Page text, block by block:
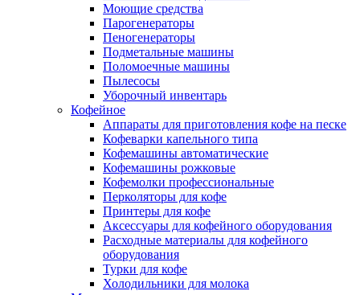
Моющие средства
Парогенераторы
Пеногенераторы
Подметальные машины
Поломоечные машины
Пылесосы
Уборочный инвентарь
Кофейное
Аппараты для приготовления кофе на песке
Кофеварки капельного типа
Кофемашины автоматические
Кофемашины рожковые
Кофемолки профессиональные
Перколяторы для кофе
Принтеры для кофе
Аксессуары для кофейного оборудования
Расходные материалы для кофейного
оборудования
Турки для кофе
Холодильники для молока